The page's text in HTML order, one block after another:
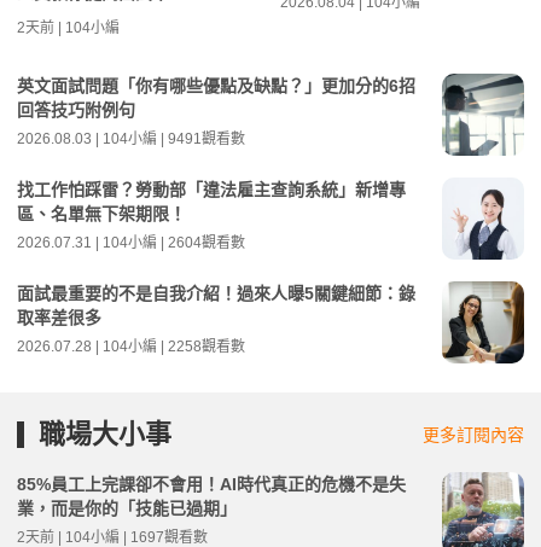
2天前 | 104小編
英文面試問題「你有哪些優點及缺點？」更加分的6招
回答技巧附例句
2026.08.03 | 104小編 | 9491觀看數
找工作怕踩雷？勞動部「違法雇主查詢系統」新增專
區、名單無下架期限！
2026.07.31 | 104小編 | 2604觀看數
面試最重要的不是自我介紹！過來人曝5關鍵細節：錄
取率差很多
2026.07.28 | 104小編 | 2258觀看數
職場大小事 更多訂閱內容
85%員工上完課卻不會用！AI時代真正的危機不是失
業，而是你的「技能已過期」
2天前 | 104小編 | 1697觀看數